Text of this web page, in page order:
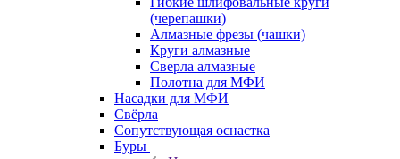
(черепашки)
Алмазные фрезы (чашки)
Круги алмазные
Сверла алмазные
Полотна для МФИ
Насадки для МФИ
Свёрла
Сопутствующая оснастка
Буры